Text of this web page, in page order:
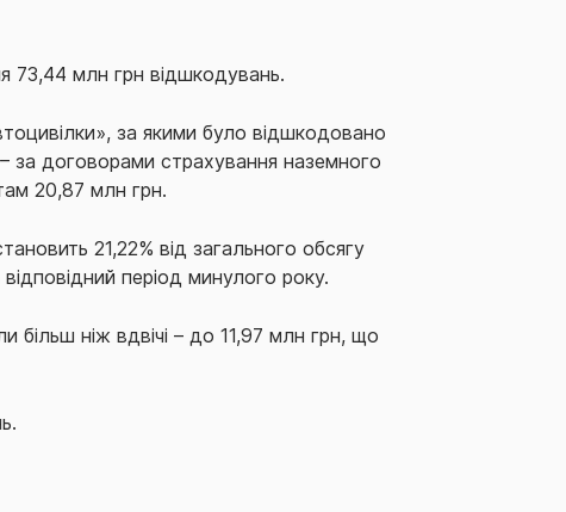
73,44 млн грн відшкодувань.
за якими було відшкодовано
за договорами страхування наземного
20,87 млн грн.
21,22% від загального обсягу
період минулого року.
більш ніж вдвічі – до 11,97 млн грн, що